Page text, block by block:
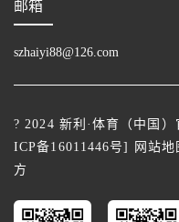
邮箱
szhaiyi88@126.com
? 2024 新利·体育（中国
ICP备16011446号] 网站地
方